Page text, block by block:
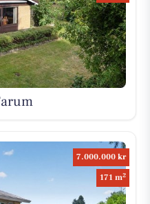
7.000.000 kr
171 m2